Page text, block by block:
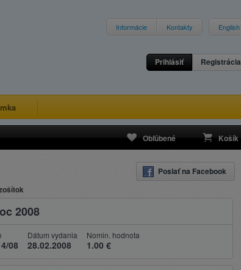
Informácie Kontakty English
Prihlásiť Registrácia
Obľúbené Košík
Poslať na Facebook
2008
08
Dátum vydania
28.02.2008
Nomin. hodnota
1.00 €